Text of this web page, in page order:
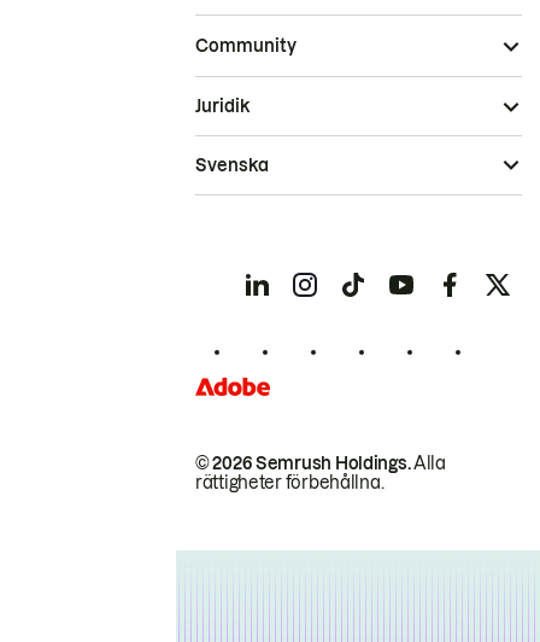
Community
© 2026 Semrush Holdings.Alla
rättigheter förbehållna.
Juridik
Svenska